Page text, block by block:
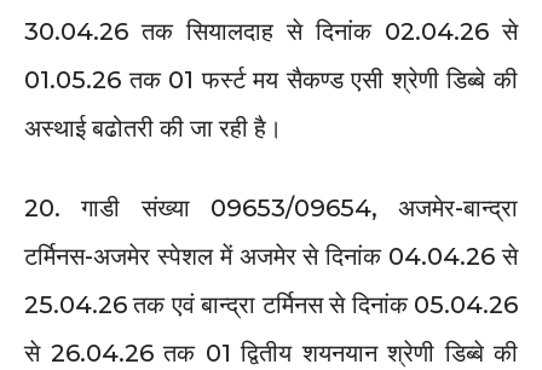
30.04.26 तक सियालदाह से दिनांक 02.04.26 से
01.05.26 तक 01 फर्स्ट मय सैकण्ड एसी श्रेणी डिब्बे की
अस्थाई बढोतरी की जा रही है।
20. गाडी संख्या 09653/09654, अजमेर-बान्द्रा
टर्मिनस-अजमेर स्पेशल में अजमेर से दिनांक 04.04.26 से
25.04.26 तक एवं बान्द्रा टर्मिनस से दिनांक 05.04.26
से 26.04.26 तक 01 द्वितीय शयनयान श्रेणी डिब्बे की